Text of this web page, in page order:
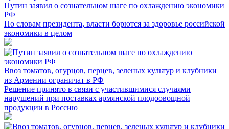
Путин заявил о сознательном шаге по охлаждению экономики
РФ
По словам президента, власти борются за здоровье российской
экономики в целом
Ввоз томатов, огурцов, перцев, зеленых культур и клубники
из Армении ограничат в РФ
Решение принято в связи с участившимися случаями
нарушений при поставках армянской плодоовощной
продукции в Россию